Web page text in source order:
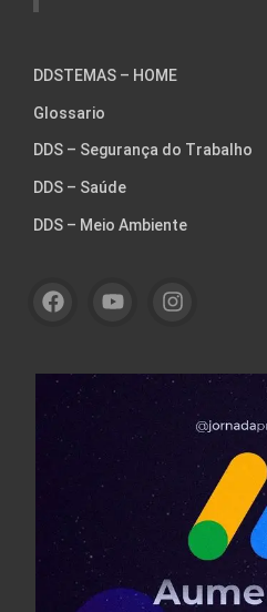
DDSTEMAS – HOME
Glossario
DDS – Segurança do Trabalho
DDS – Saúde
DDS – Meio Ambiente